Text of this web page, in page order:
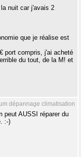
nuit car j'avais 2
que je réalise est
port compris, j'ai acheté
du tout, de la M! et
dépannage climatisation
peut AUSSI réparer du
:-)